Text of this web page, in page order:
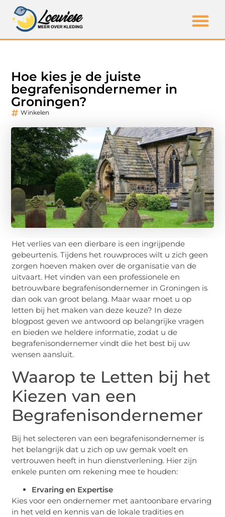
Hoe kies je de juiste
begrafenisondernemer in
Groningen?
Winkelen
Het verlies van een dierbare is een ingrijpende
gebeurtenis. Tijdens het rouwproces wilt u zich geen
zorgen hoeven maken over de organisatie van de
uitvaart. Het vinden van een professionele en
betrouwbare begrafenisondernemer in Groningen is
dan ook van groot belang. Maar waar moet u op
letten bij het maken van deze keuze? In deze
blogpost geven we antwoord op belangrijke vragen
en bieden we heldere informatie, zodat u de
begrafenisondernemer vindt die het best bij uw
wensen aansluit.
Waarop te Letten bij het
Kiezen van een
Begrafenisondernemer
Bij het selecteren van een begrafenisondernemer is
het belangrijk dat u zich op uw gemak voelt en
vertrouwen heeft in hun dienstverlening. Hier zijn
enkele punten om rekening mee te houden:
Ervaring en Expertise
Kies voor een ondernemer met aantoonbare ervaring
in het veld en kennis van de lokale tradities en